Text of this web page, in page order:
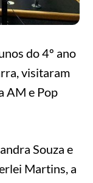
do 4º ano
visitaram
AM e Pop
Souza e
Martins, a